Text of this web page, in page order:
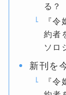
る？
『
約者
ソロ
新刊を
『